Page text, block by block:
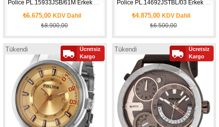
₺6.675,00 KDV Dahil
₺8.900,00
₺4.875,00 KDV Dahil
₺6.500,00
Tükendi
Ücretsiz
Kargo
Tükendi
Ücretsiz
Kargo